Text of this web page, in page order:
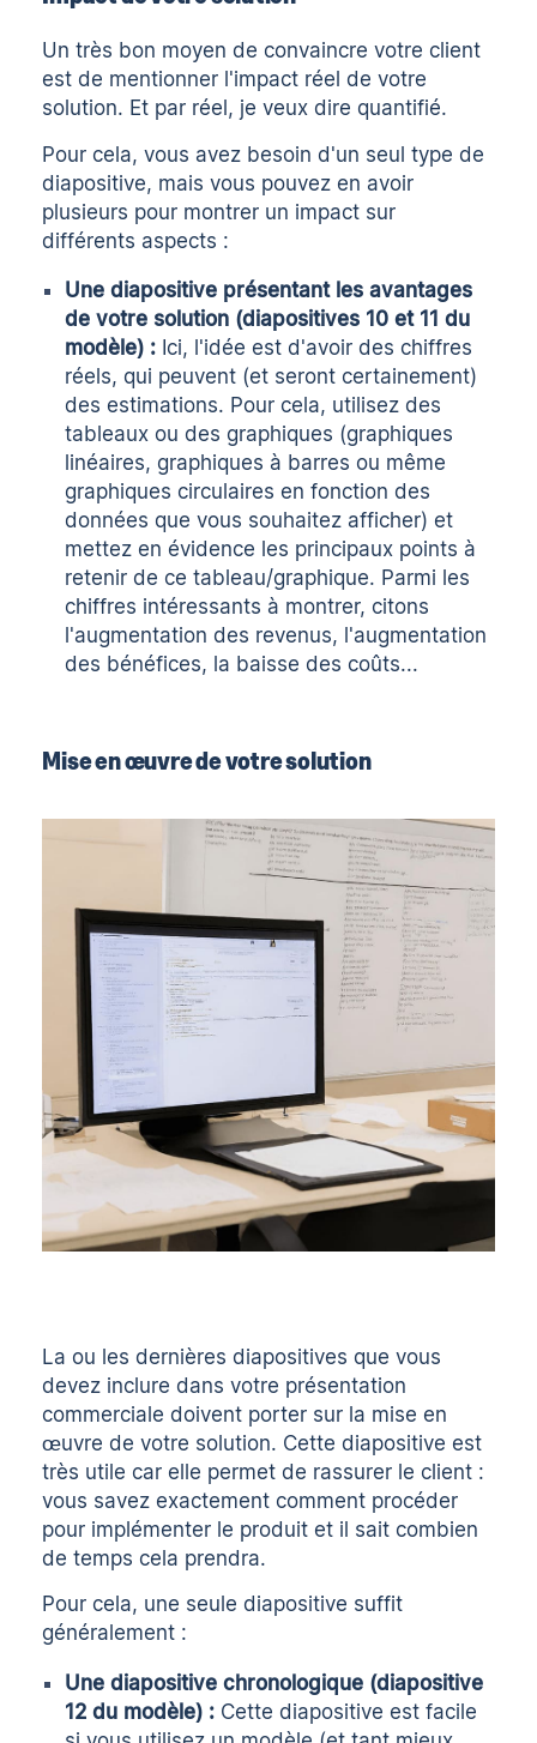
Un très bon moyen de convaincre votre client
est de mentionner l'impact réel de votre
solution. Et par réel, je veux dire quantifié.
Pour cela, vous avez besoin d'un seul type de
diapositive, mais vous pouvez en avoir
plusieurs pour montrer un impact sur
différents aspects :
Une diapositive présentant les avantages
de votre solution (diapositives 10 et 11 du
modèle) : Ici, l'idée est d'avoir des chiffres
réels, qui peuvent (et seront certainement)
des estimations. Pour cela, utilisez des
tableaux ou des graphiques (graphiques
linéaires, graphiques à barres ou même
graphiques circulaires en fonction des
données que vous souhaitez afficher) et
mettez en évidence les principaux points à
retenir de ce tableau/graphique. Parmi les
chiffres intéressants à montrer, citons
l'augmentation des revenus, l'augmentation
des bénéfices, la baisse des coûts...
Mise en œuvre de votre solution
La ou les dernières diapositives que vous
devez inclure dans votre présentation
commerciale doivent porter sur la mise en
œuvre de votre solution. Cette diapositive est
très utile car elle permet de rassurer le client :
vous savez exactement comment procéder
pour implémenter le produit et il sait combien
de temps cela prendra.
Pour cela, une seule diapositive suffit
généralement :
Une diapositive chronologique (diapositive
12 du modèle) : Cette diapositive est facile